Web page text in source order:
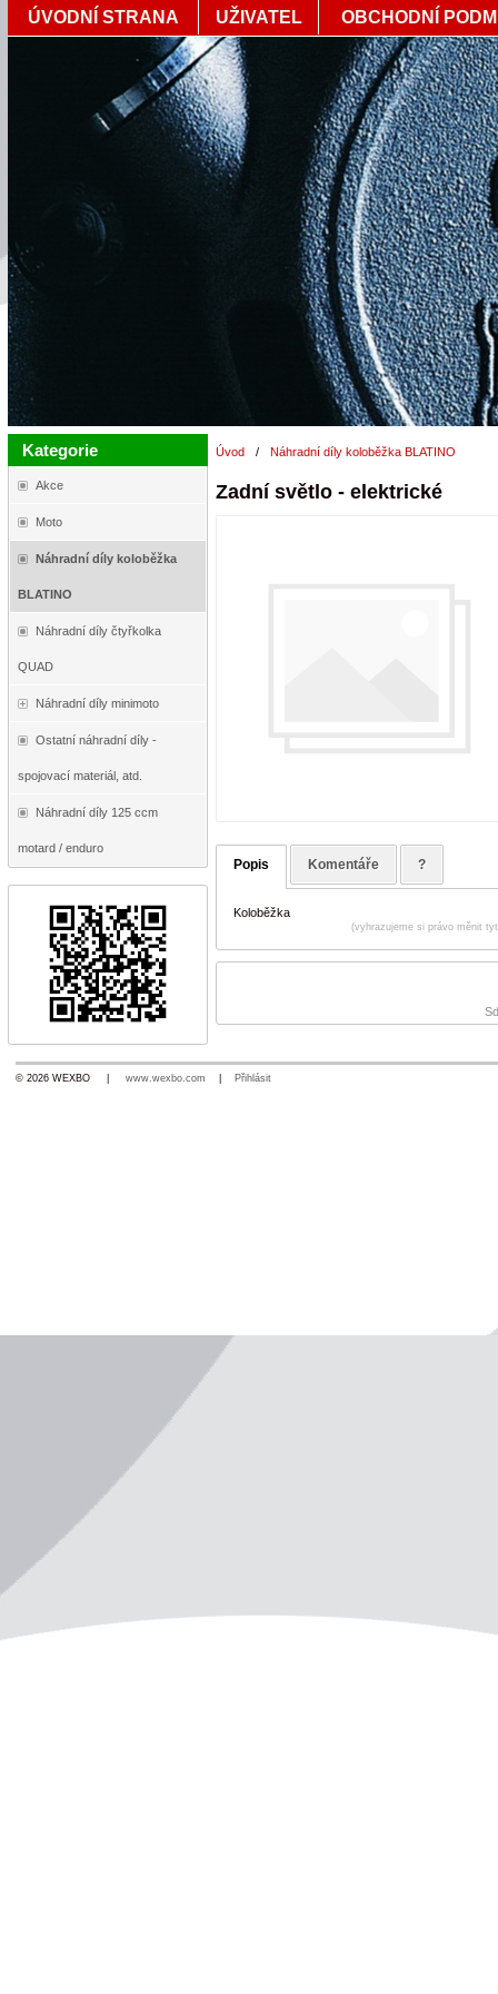
ÚVODNÍ STRANA UŽIVATEL OBCHODNÍ
Kategorie
Akce
Moto
Náhradní díly koloběžka
BLATINO
Náhradní díly čtyřkolka
QUAD
Náhradní díly minimoto
Ostatní náhradní díly -
spojovací materiál, atd.
Náhradní díly 125 ccm
motard / enduro
Úvod / Náhradní díly koloběžka BLATINO
Zadní světlo - elektrické
Popis Komentáře ?
Koloběžka
(vyhrazujeme si právo měnit
© 2026 WEXBO | www.wexbo.com Přihlásit